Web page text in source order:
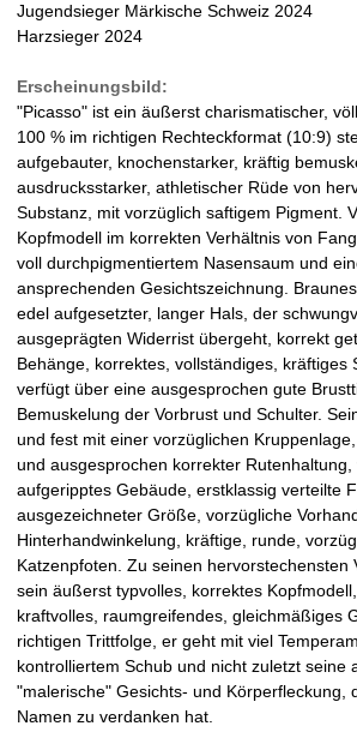
D
a
l
m
a
t
i
n
e
r
w
e
l
p
e
Jugendsieger Märkische Schweiz 2024
Harzsieger 2024
Erscheinungsbild:
"Picasso" ist ein äußerst charismatischer,
100 % im richtigen Rechteckformat (10:9)
aufgebauter, knochenstarker, kräftig
ausdrucksstarker, athletischer Rüde von
Substanz, mit vorzüglich saftigem Pigment.
Kopfmodell im korrekten Verhältnis von
voll durchpigmentiertem Nasensaum und
ansprechenden Gesichtszeichnung.
edel aufgesetzter, langer Hals, der
ausgeprägten Widerrist übergeht, korrekt
Behänge, korrektes, vollständiges, kräftiges
verfügt über eine ausgesprochen gute
Bemuskelung der Vorbrust und Schulter.
und fest mit einer vorzüglichen
und ausgesprochen korrekter
aufgeripptes Gebäude, erstklassig verteilte
ausgezeichneter Größe, vorzügliche
Hinterhandwinkelung, kräftige, runde,
Katzenpfoten. Zu seinen hervorstechensten
sein äußerst typvolles, korrektes
kraftvolles, raumgreifendes, gleichmäßiges
richtigen Trittfolge, er geht mit viel
kontrolliertem Schub und nicht zuletzt seine
"malerische" Gesichts- und Körperfleckung,
Namen zu verdanken hat.